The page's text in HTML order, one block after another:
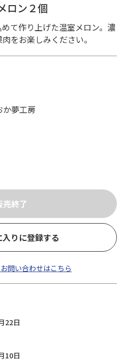
ロン２個
て作り上げた温室メロン。濃
をお楽しみください。
か夢工房
入りに登録する
問い合わせはこちら
22日
10日